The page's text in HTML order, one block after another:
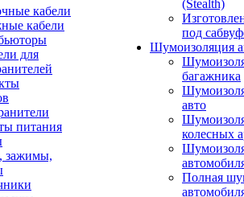
кабели
кабели
для
питания
зажимы,
(Stealth)
под
Шумоизоляция
багажника
авто
колесных
Полная